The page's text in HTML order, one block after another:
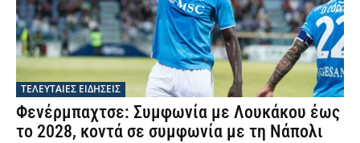
ΤΕΛΕΥΤΑΙΕΣ ΕΙΔΗΣΕΙΣ
Φενέρμπαχτσε: Συμφωνία με Λουκάκου έως
το 2028, κοντά σε συμφωνία με τη Νάπολι